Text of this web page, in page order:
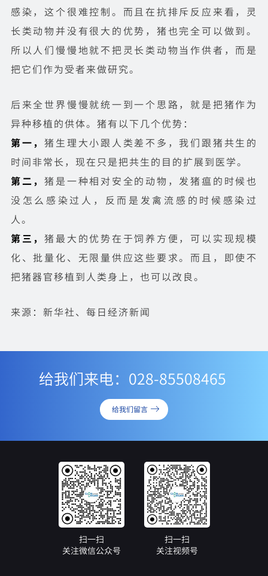
感染，这个很难控制。而且在抗排斥反应来看，灵
长类动物并没有很大的优势，猪也完全可以做到。
所以人们慢慢地就不把灵长类动物当作供者，而是
把它们作为受者来做研究。
后来全世界慢慢就统一到一个思路，就是把猪作为
异种移植的供体。猪有以下几个优势：
第一，猪生理大小跟人类差不多，我们跟猪共生的
时间非常长，现在只是把共生的目的扩展到医学。
第二，猪是一种相对安全的动物，发猪瘟的时候也
没怎么感染过人，反而是发禽流感的时候感染过
人。
第三，猪最大的优势在于饲养方便，可以实现规模
化、批量化、无限量供应这些要求。而且，即使不
把猪器官移植到人类身上，也可以改良。
来源：新华社、每日经济新闻
给我们来电：028-85508465
给我们留言
扫一扫
关注微信公众号
扫一扫
关注视频号